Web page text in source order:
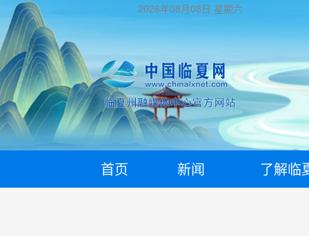
2026年08月08日 星期六
首页 新闻 了解临